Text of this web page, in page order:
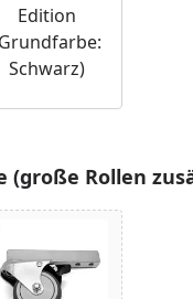
Edition
Schwarz)
(große Rollen